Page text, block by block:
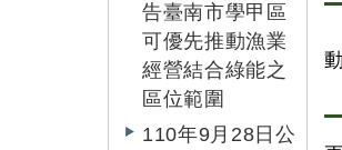
告臺南市學甲區
可優先推動漁業
經營結合綠能之
區位範圍
110年9月28日公